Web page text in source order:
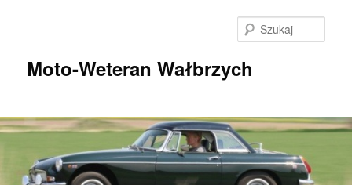
Moto-Weteran Wałbrzych